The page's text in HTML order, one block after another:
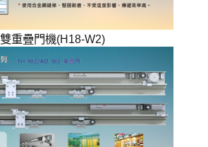
雙重疊門機(H18-W2)